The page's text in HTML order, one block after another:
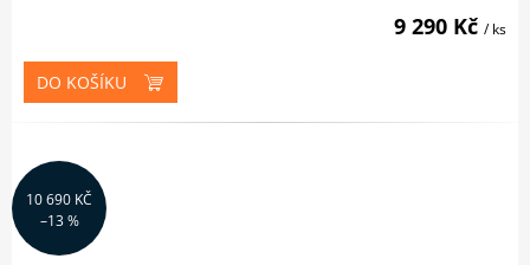
9 290 Kč / ks
DO KOŠÍKU
10 690 KČ
–13 %